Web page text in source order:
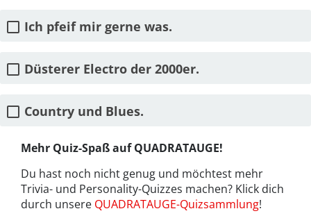
Ich pfeif mir gerne was.
Düsterer Electro der 2000er.
Country und Blues.
Mehr Quiz-Spaß auf QUADRATAUGE!
Du hast noch nicht genug und möchtest mehr
Trivia- und Personality-Quizzes machen? Klick dich
durch unsere QUADRATAUGE-Quizsammlung!